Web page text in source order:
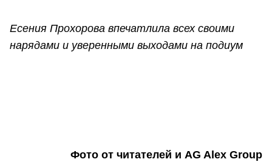
Есения Прохорова впечатлила всех своими
нарядами и уверенными выходами на подиум
Фото от читателей и AG Alex Group